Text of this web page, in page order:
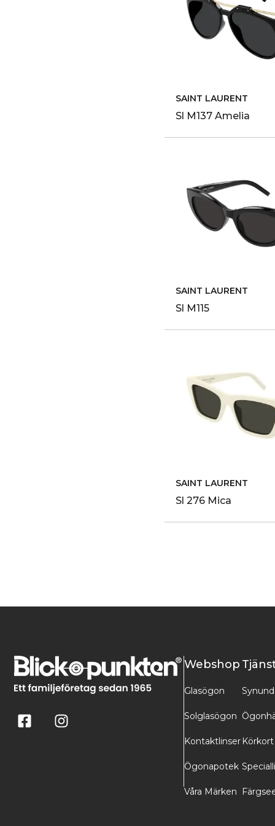
SAINT LAURENT
Sl M137 Amelia
SAINT LAURENT
Sl M115
SAINT LAURENT
Sl 276 Mica
Webshop
Glasögon
Solglasögon
Kontaktlinser
Ögonapotek
Våra Märken
Körkort